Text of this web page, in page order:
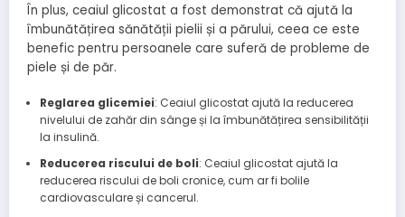
În plus, ceaiul glicostat a fost demonstrat că ajută la
îmbunătățirea sănătății pielii și a părului, ceea ce este
benefic pentru persoanele care suferă de probleme de
piele și de păr.
Reglarea glicemiei: Ceaiul glicostat ajută la reducerea
nivelului de zahăr din sânge și la îmbunătățirea sensibilității
la insulină.
Reducerea riscului de boli: Ceaiul glicostat ajută la
reducerea riscului de boli cronice, cum ar fi bolile
cardiovasculare și cancerul.